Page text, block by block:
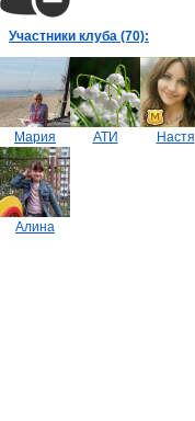
Участники клуба (70):
Мария АТИ Настя
Алина